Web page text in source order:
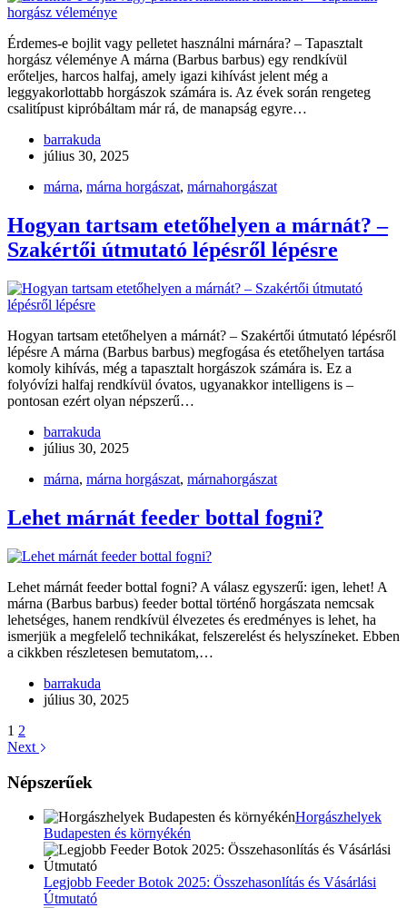
Érdemes-e bojlit vagy pelletet használni márnára? – Tapasztalt
horgász véleménye A márna (Barbus barbus) egy rendkívül
erőteljes, harcos halfaj, amely igazi kihívást jelent még a
leggyakorlottabb horgászok számára is. Az évek során rengeteg
csalitípust kipróbáltam már rá, de manapság egyre…
barrakuda
július 30, 2025
márna, márna horgászat, márnahorgászat
Hogyan tartsam etetőhelyen a márnát? –
Szakértői útmutató lépésről lépésre
Hogyan tartsam etetőhelyen a márnát? – Szakértői útmutató lépésről
lépésre A márna (Barbus barbus) megfogása és etetőhelyen tartása
komoly kihívás, még a tapasztalt horgászok számára is. Ez a
folyóvízi halfaj rendkívül óvatos, ugyanakkor intelligens is –
pontosan ezért olyan népszerű…
barrakuda
július 30, 2025
márna, márna horgászat, márnahorgászat
Lehet márnát feeder bottal fogni?
Lehet márnát feeder bottal fogni? A válasz egyszerű: igen, lehet! A
márna (Barbus barbus) feeder bottal történő horgászata nemcsak
lehetséges, hanem rendkívül élvezetes és eredményes is lehet, ha
ismerjük a megfelelő technikákat, felszerelést és helyszíneket. Ebben
a cikkben részletesen bemutatom,…
barrakuda
július 30, 2025
1 2
Next
Népszerűek
Horgászhelyek
Budapesten és környékén
Legjobb Feeder Botok 2025: Összehasonlítás és Vásárlási
Útmutató